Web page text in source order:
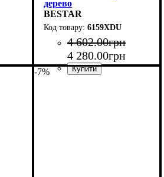
дерево
BESTAR
6159XDU
4 602.00грн
4 280.00грн
-7%